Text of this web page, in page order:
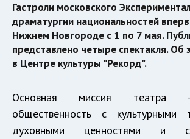
Гастроли московского
драматургии национальностей
Нижнем Новгороде с 1 по 7 мая.
представлено четыре спектакля.
в Центре культуры "Рекорд".
Основная миссия театра
общественность с культурными
духовными ценностями и